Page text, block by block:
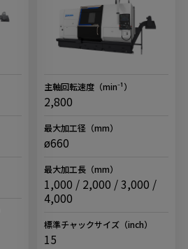
主軸回転速度（min⁻¹）
2,800
最大加工径（mm）
ø660
最大加工長（mm）
1,000 / 2,000 / 3,000 /
4,000
標準チャックサイズ（inch）
15